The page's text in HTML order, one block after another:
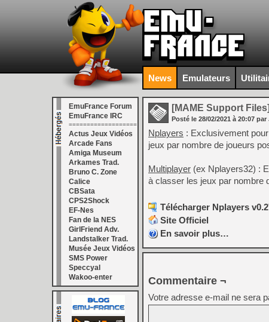
News Emulateurs
EmuFrance Forum
EmuFrance IRC
===================
Actus Jeux Vidéos
Arcade Fans
Amiga Museum
Arkames Trad.
Bruno C. Zone
Calice
CBSata
CPS2Shock
EF-Nes
Fan de la NES
GirlFriend Adv.
Landstalker Trad.
Musée Jeux Vidéos
SMS Power
Speccyal
Wakoo-enter
[MAME Support Files]
Posté le 28/02/2021 à 20:07 par
Nplayers : Exclusivement
jeux par nombre de joueurs
Multiplayer (ex Nplayers32) :
à classer les jeux par nombre
Télécharger Nplayers
Site Officiel
En savoir plus…
Commentaire ¬
Votre adresse e-mail ne sera